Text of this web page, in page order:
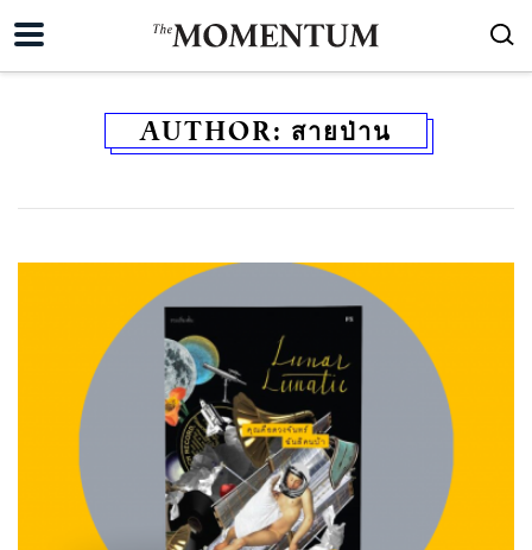
AUTHOR: สายป่าน